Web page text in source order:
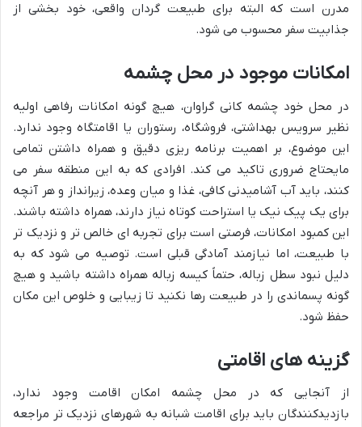
مدرن است که البته برای طبیعت گردان واقعی، خود بخشی از
جذابیت سفر محسوب می شود.
امکانات موجود در محل چشمه
در محل خود چشمه کانی گراوان، هیچ گونه امکانات رفاهی اولیه
نظیر سرویس بهداشتی، فروشگاه، رستوران یا اقامتگاه وجود ندارد.
این موضوع، بر اهمیت برنامه ریزی دقیق و همراه داشتن تمامی
مایحتاج ضروری تاکید می کند. افرادی که به این منطقه سفر می
کنند، باید آب آشامیدنی کافی، غذا و میان وعده، زیرانداز و هر آنچه
برای یک پیک نیک یا استراحت کوتاه نیاز دارند، همراه داشته باشند.
این کمبود امکانات، فرصتی است برای تجربه ای خالص تر و نزدیک تر
با طبیعت، اما نیازمند آمادگی قبلی است. توصیه می شود که به
دلیل نبود سطل زباله، حتماً کیسه زباله همراه داشته باشید و هیچ
گونه پسماندی را در طبیعت رها نکنید تا زیبایی و خلوص این مکان
حفظ شود.
گزینه های اقامتی
از آنجایی که در محل چشمه امکان اقامت وجود ندارد،
بازدیدکنندگان باید برای اقامت شبانه به شهرهای نزدیک تر مراجعه